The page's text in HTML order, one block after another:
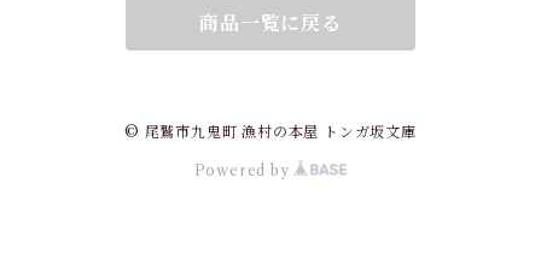
商品一覧に戻る
© 尾鷲市九鬼町 漁村の本屋 トンガ坂文庫
Powered by